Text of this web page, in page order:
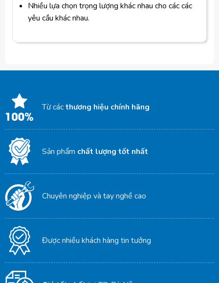
Nhiều lựa chọn trọng lượng khác nhau cho các các
yêu cầu khác nhau.
Từ cácthương hiệu chính hãng
Sản phẩm chất lượng tốt nhất
Chuyên nghiệp và tay nghề cao
Được nhiều khách hàng tin tưởng